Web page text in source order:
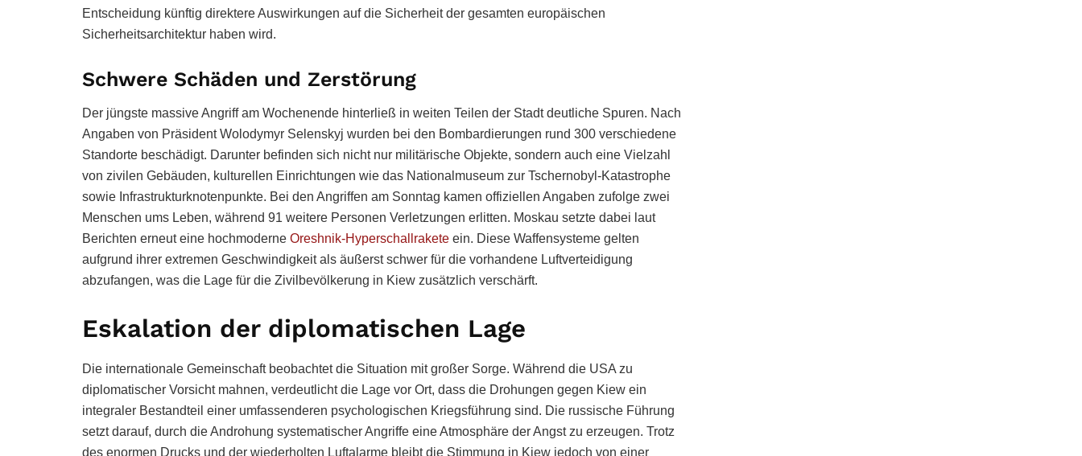
Entscheidung künftig direktere Auswirkungen auf die Sicherheit der gesamten europäischen
Sicherheitsarchitektur haben wird.
Schwere Schäden und Zerstörung
Der jüngste massive Angriff am Wochenende hinterließ in weiten Teilen der Stadt deutliche Spuren. Nach
Angaben von Präsident Wolodymyr Selenskyj wurden bei den Bombardierungen rund 300 verschiedene
Standorte beschädigt. Darunter befinden sich nicht nur militärische Objekte, sondern auch eine Vielzahl
von zivilen Gebäuden, kulturellen Einrichtungen wie das Nationalmuseum zur Tschernobyl-Katastrophe
sowie Infrastrukturknotenpunkte. Bei den Angriffen am Sonntag kamen offiziellen Angaben zufolge zwei
Menschen ums Leben, während 91 weitere Personen Verletzungen erlitten. Moskau setzte dabei laut
Berichten erneut eine hochmoderne Oreshnik-Hyperschallrakete ein. Diese Waffensysteme gelten
aufgrund ihrer extremen Geschwindigkeit als äußerst schwer für die vorhandene Luftverteidigung
abzufangen, was die Lage für die Zivilbevölkerung in Kiew zusätzlich verschärft.
Eskalation der diplomatischen Lage
Die internationale Gemeinschaft beobachtet die Situation mit großer Sorge. Während die USA zu
diplomatischer Vorsicht mahnen, verdeutlicht die Lage vor Ort, dass die Drohungen gegen Kiew ein
integraler Bestandteil einer umfassenderen psychologischen Kriegsführung sind. Die russische Führung
setzt darauf, durch die Androhung systematischer Angriffe eine Atmosphäre der Angst zu erzeugen. Trotz
des enormen Drucks und der wiederholten Luftalarme bleibt die Stimmung in Kiew jedoch von einer